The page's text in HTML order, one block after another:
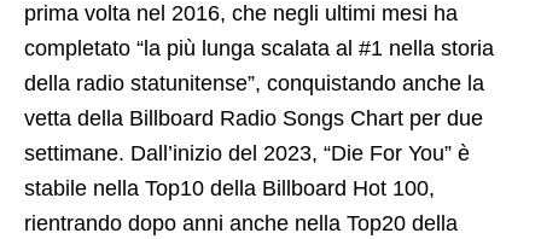
prima volta nel 2016, che negli ultimi mesi ha
completato “la più lunga scalata al #1 nella storia
della radio statunitense”, conquistando anche la
vetta della Billboard Radio Songs Chart per due
settimane. Dall’inizio del 2023, “Die For You” è
stabile nella Top10 della Billboard Hot 100,
rientrando dopo anni anche nella Top20 della